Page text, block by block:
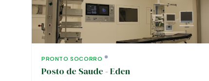
PRONTO SOCORRO
Posto de Saude - Eden